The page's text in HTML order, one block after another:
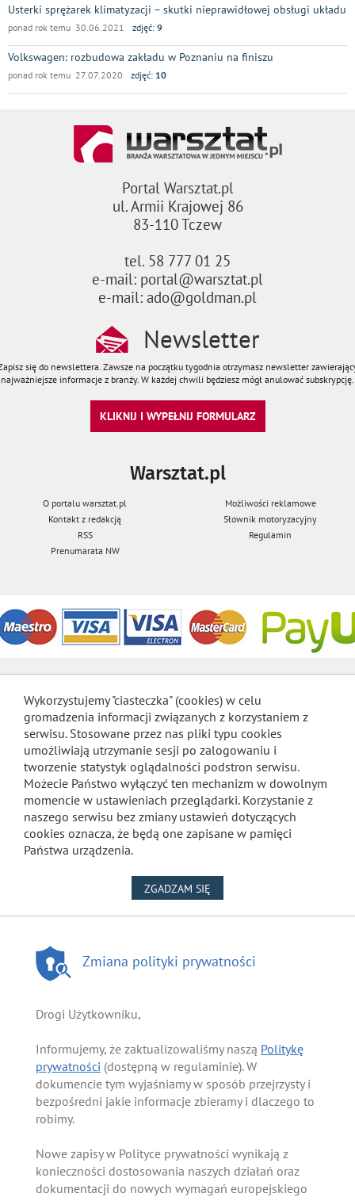
Usterki sprężarek klimatyzacji – skutki nieprawidłowej obsługi układu
ponad rok temu 30.06.2021 zdjęć: 9
Volkswagen: rozbudowa zakładu w Poznaniu na finiszu
ponad rok temu 27.07.2020 zdjęć: 10
Portal Warsztat.pl
ul. Armii Krajowej 86
83-110 Tczew
tel. 58 777 01 25
e-mail: portal@warsztat.pl
e-mail: ado@goldman.pl
Newsletter
się do newslettera. Zawsze na początku tygodnia otrzymasz newsletter
najważniejsze informacje z branży. W każdej chwili będziesz mógł anulować subskrypcję.
KLIKNIJ I WYPEŁNIJ FORMULARZ
Warsztat.pl
O portalu warsztat.pl
Możliwości reklamowe
Kontakt z redakcją
Słownik motoryzacyjny
RSS
Regulamin
Prenumarata NW
Wykorzystujemy "ciasteczka" (cookies) w celu
gromadzenia informacji związanych z korzystaniem z
serwisu. Stosowane przez nas pliki typu cookies
umożliwiają utrzymanie sesji po zalogowaniu i
tworzenie statystyk oglądalności podstron serwisu.
Możecie Państwo wyłączyć ten mechanizm w dowolnym
momencie w ustawieniach przeglądarki. Korzystanie z
naszego serwisu bez zmiany ustawień dotyczących
cookies oznacza, że będą one zapisane w pamięci
Państwa urządzenia.
ZGADZAM SIĘ
Zmiana polityki prywatności
Drogi Użytkowniku,
Informujemy, że zaktualizowaliśmy naszą Politykę
prywatności (dostępną w regulaminie). W
dokumencie tym wyjaśniamy w sposób przejrzysty i
bezpośredni jakie informacje zbieramy i dlaczego to
robimy.
Nowe zapisy w Polityce prywatności wynikają z
konieczności dostosowania naszych działań oraz
dokumentacji do nowych wymagań europejskiego